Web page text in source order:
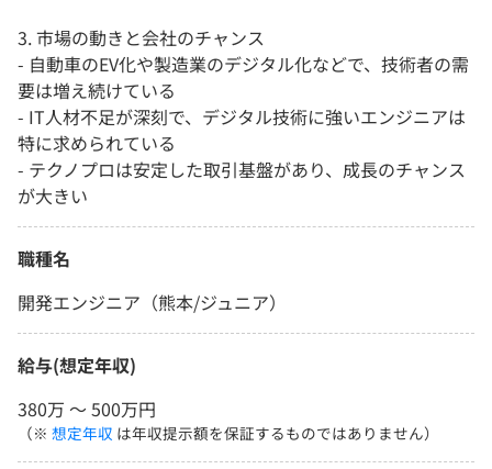
3. 市場の動きと会社のチャンス
- 自動車のEV化や製造業のデジタル化などで、技術者の需
要は増え続けている
- IT人材不足が深刻で、デジタル技術に強いエンジニアは
特に求められている
- テクノプロは安定した取引基盤があり、成長のチャンス
が大きい
職種名
開発エンジニア（熊本/ジュニア）
給与(想定年収)
380万 〜 500万円
（※ 想定年収 は年収提示額を保証するものではありません）